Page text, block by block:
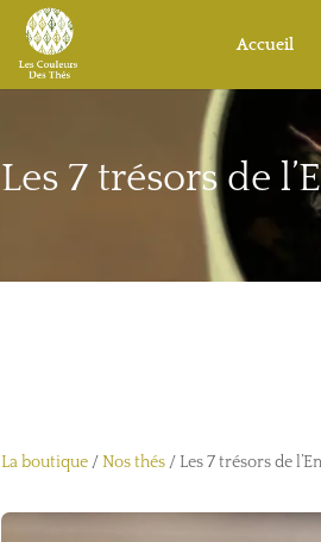
Accueil
Les 7 trésors de
La boutique/Nos thés/ Les 7 trésors de